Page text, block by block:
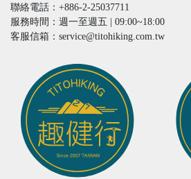
聯絡電話：+886-2-25037711
服務時間：週一至週五 | 09:00~18:00
客服信箱：service@titohiking.com.tw